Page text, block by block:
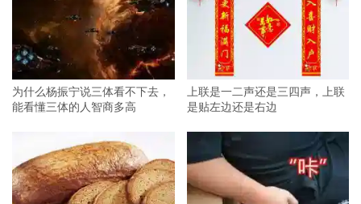
为什么杨振宁说三体看不下去，
能看懂三体的人智商多高
上联是一二声还是三四声，上联
是贴左边还是右边